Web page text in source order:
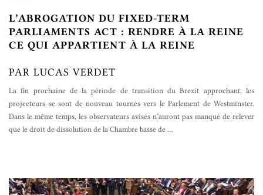
L’ABROGATION DU FIXED-TERM
PARLIAMENTS ACT : RENDRE À LA REINE
CE QUI APPARTIENT À LA REINE
PAR LUCAS VERDET
La fin prochaine de la période de transition du Brexit approchant, les
projecteurs se sont de nouveau tournés vers le Parlement de Westminster.
Dans le même temps, les observateurs avisés n’auront pas manqué de relever
que le droit de dissolution de la Chambre basse de …